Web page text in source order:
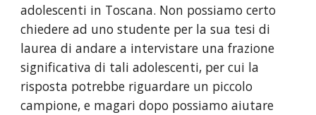
adolescenti in Toscana. Non possiamo certo
chiedere ad uno studente per la sua tesi di
laurea di andare a intervistare una frazione
significativa di tali adolescenti, per cui la
risposta potrebbe riguardare un piccolo
campione, e magari dopo possiamo aiutare